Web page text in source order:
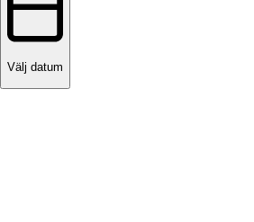
Välj datum